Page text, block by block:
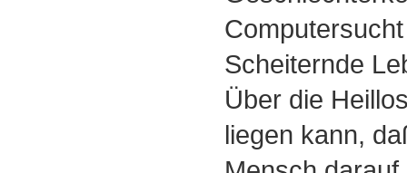
Computersucht
Scheiternde
Über die
liegen kann,